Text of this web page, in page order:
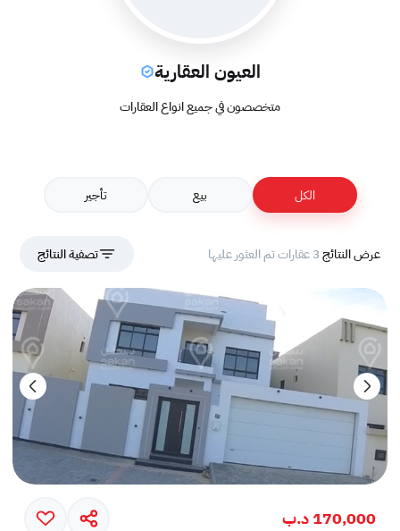
العيون العقارية
متخصصون في جميع انواع العقارات
الكل بيع تأجير
عرض النتائج3 عقارات تم العثور عليها تصفية النتائج
170,000 د.ب